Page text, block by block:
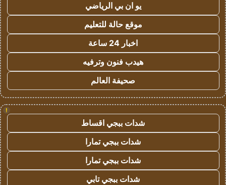
يو ان بي الرياضي
موقع حالة للتعليم
اخبار 24 ساعة
هيدب فنون وترفيه
صحيفة العالم
!
شدات ببجي اقساط
شدات ببجي تمارا
شدات ببجي تمارا
شدات ببجي تابي